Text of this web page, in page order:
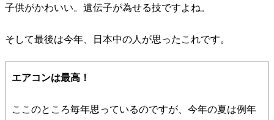
子供がかわいい。遺伝子が為せる技ですよね。
そして最後は今年、日本中の人が思ったこれです。
エアコンは最高！
ここのところ毎年思っているのですが、今年の夏は例年